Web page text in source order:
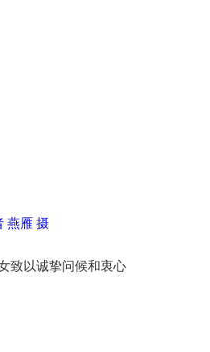
燕雁 摄
致以诚挚问候和衷心